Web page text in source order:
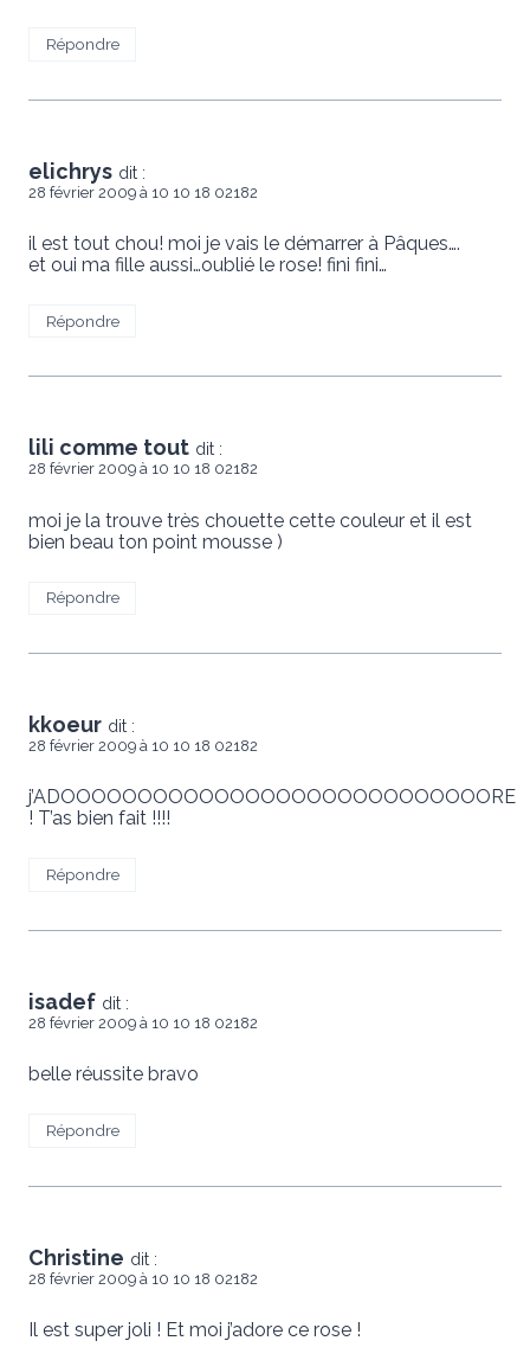
Répondre
elichrys dit :
28 février 2009 à 10 10 18 02182
il est tout chou! moi je vais le démarrer à Pâques….
et oui ma fille aussi…oublié le rose! fini fini…
Répondre
lili comme tout dit :
28 février 2009 à 10 10 18 02182
moi je la trouve très chouette cette couleur et il est
bien beau ton point mousse )
Répondre
kkoeur dit :
28 février 2009 à 10 10 18 02182
j’ADOOOOOOOOOOOOOOOOOOOOOOOOOOOORE
! T’as bien fait !!!!
Répondre
isadef dit :
28 février 2009 à 10 10 18 02182
belle réussite bravo
Répondre
Christine dit :
28 février 2009 à 10 10 18 02182
Il est super joli ! Et moi j’adore ce rose !